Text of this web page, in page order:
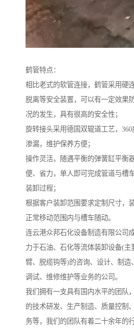
鹤管特点：
相比老式的软管连接，鹤管采用硬
脱离等安全装置，可以有一定效果
况的发生，具有很高的安全性；
旋转接头采用德国双辊道工艺，
渗漏，维护保养方便；
操作灵活，随遇平衡的弹簧缸平衡
便、省力，单人即可完成管道与槽
装卸过程；
根据客户装卸范围要求定制尺寸，
正常移动范围内与槽车随动。
连云港众邦石化设备制造有限公司
力于石油、石化等流体装卸设备(主
臂、脱缆钩等)的咨询、设计、制造
调试、维修维护等业务的公司。
我们拥有一支具有国内水平的团队
的技术研发、生产制造、质量控制
务等，我们的团队有着二十余年的